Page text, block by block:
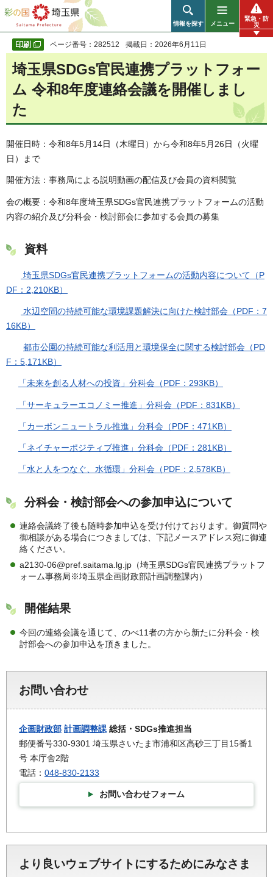
彩の国 埼玉県
情報を探す メニュー
緊急・防
災
ページ番号：282512 掲載日：2026年6月11日
埼玉県SDGs官民連携プラットフォー
ム 令和8年度連絡会議を開催しまし
た
開催日時：令和8年5月14日（木曜日）から令和8年5月26日（火曜
日）まで
開催方法：事務局による説明動画の配信及び会員の資料閲覧
会の概要：令和8年度埼玉県SDGs官民連携プラットフォームの活動
内容の紹介及び分科会・検討部会に参加する会員の募集
資料
埼玉県SDGs官民連携プラットフォームの活動内容について（P
DF：2,210KB）
水辺空間の持続可能な環境課題解決に向けた検討部会（PDF：7
16KB）
都市公園の持続可能な利活用と環境保全に関する検討部会（PD
F：5,171KB）
「未来を創る人材への投資」分科会（PDF：293KB）
「サーキュラーエコノミー推進」分科会（PDF：831KB）
「カーボンニュートラル推進」分科会（PDF：471KB）
「ネイチャーポジティブ推進」分科会（PDF：281KB）
「水と人をつなぐ、水循環」分科会（PDF：2,578KB）
分科会・検討部会への参加申込について
連絡会議終了後も随時参加申込を受け付けております。御質問や
御相談がある場合につきましては、下記メースアドレス宛に御連
絡ください。
a2130-06@pref.saitama.lg.jp（埼玉県SDGs官民連携プラットフ
ォーム事務局※埼玉県企画財政部計画調整課内）
開催結果
今回の連絡会議を通じて、のべ11者の方から新たに分科会・検
討部会への参加申込を頂きました。
お問い合わせ
企画財政部 計画調整課 総括・SDGs推進担当
郵便番号330-9301 埼玉県さいたま市浦和区高砂三丁目15番1
号 本庁舎2階
電話： 048-830-2133
お問い合わせフォーム
より良いウェブサイトにするためにみなさま